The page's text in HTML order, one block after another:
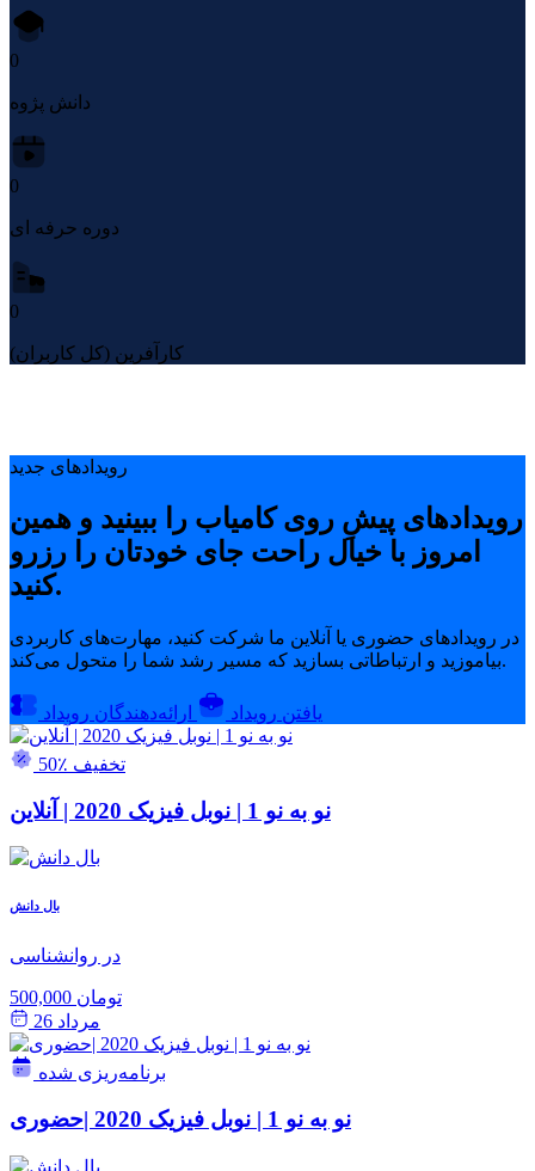
0
دانش پژوه
0
دوره حرفه ای
0
کارآفرین (کل کاربران)
رویدادهای جدید
رویدادهای پیشِ روی کامیاب را ببینید و همین
امروز با خیال راحت جای خودتان را رزرو
کنید.
در رویدادهای حضوری یا آنلاین ما شرکت کنید، مهارت‌های کاربردی
بیاموزید و ارتباطاتی بسازید که مسیر رشد شما را متحول می‌کند.
یافتن رویداد ارائه‌دهندگان رویداد
50٪ تخفیف
نو به نو 1 | نوبل فیزیک 2020 | آنلاین
بال دانش
در روانشناسی
500,000 تومان
مرداد 26
برنامه‌ریزی شده
نو به نو 1 | نوبل فیزیک 2020 |حضوری